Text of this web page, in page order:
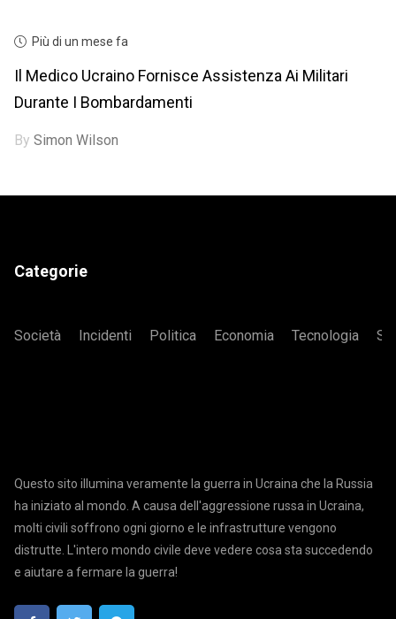
Più di un mese fa
Il Medico Ucraino Fornisce Assistenza Ai Militari
Durante I Bombardamenti
BySimon Wilson
Categorie
Società Incidenti Politica Economia Tecnologia
Questo sito illumina veramente la guerra in Ucraina che la Russia
ha iniziato al mondo. A causa dell'aggressione russa in Ucraina,
molti civili soffrono ogni giorno e le infrastrutture vengono
distrutte. L'intero mondo civile deve vedere cosa sta succedendo
e aiutare a fermare la guerra!